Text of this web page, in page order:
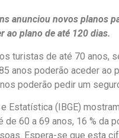
anunciou novos planos
ao plano de até 120 dias.
turistas de até 70 anos,
anos poderão aceder ao
poderão pedir um
Estatística (IBGE)
60 a 69 anos, 16 % da
Espera-se que esta